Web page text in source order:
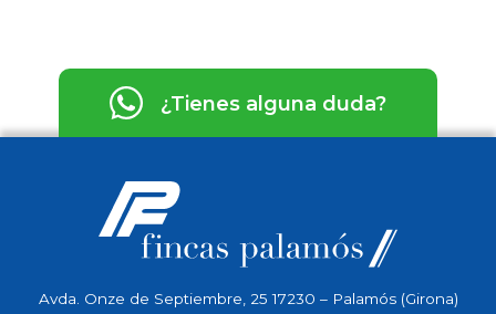
¿Tienes alguna duda?
Avda. Onze de Septiembre, 25 17230 – Palamós (Girona)